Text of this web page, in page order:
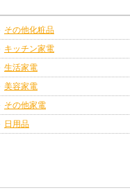
その他化粧品
キッチン家電
生活家電
美容家電
その他家電
日用品